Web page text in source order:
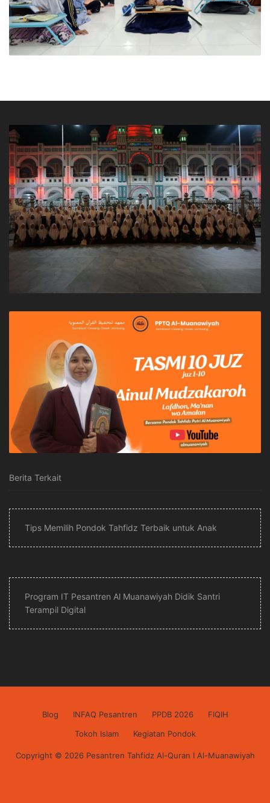
Berita Terkait
Tips Memilih Pondok Tahfidz Terbaik untuk Anak
Program IT Pesantren Al Muanawiyah Didik Santri
Terampil Digital
Blog INFAQ Pesantren PPDB 2026
FIQIH
Tokoh Islam
Kegiatan Pondok
Copyright © 2026 Pesantren Tahfidz Al-Quran I Al-Muanawiyah